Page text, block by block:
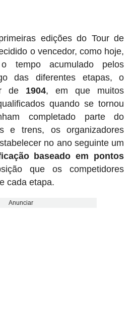
edições do Tour de
o vencedor, como hoje,
tempo acumulado pelos
das diferentes etapas, o
de 1904, em que muitos
quando se tornou
completado parte do
e trens, os organizadores
no ano seguinte um
baseado em pontos
que os competidores
cada etapa.
Anunciar